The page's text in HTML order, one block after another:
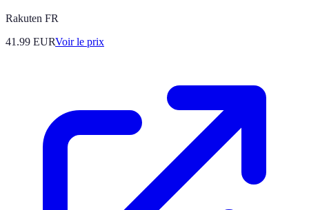
Rakuten FR
41.99 EURVoir le prix